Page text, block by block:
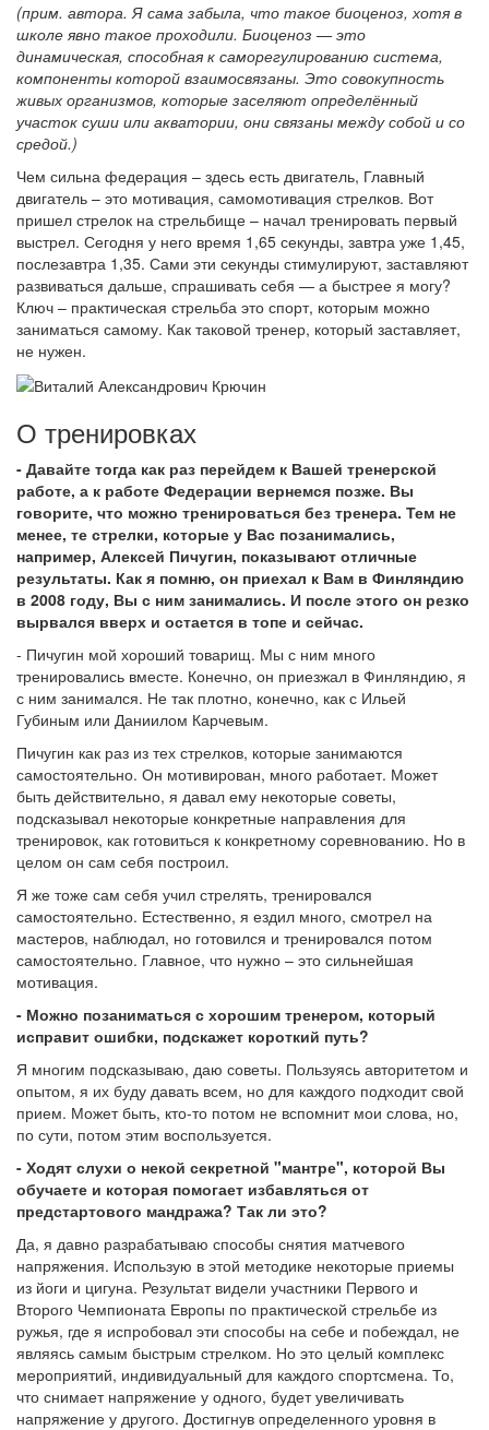
(прим. автора. Я сама забыла, что такое биоценоз, хотя в
школе явно такое проходили. Биоценоз — это
динамическая, способная к саморегулированию система,
компоненты которой взаимосвязаны. Это совокупность
живых организмов, которые заселяют определённый
участок суши или акватории, они связаны между собой и со
средой.)
Чем сильна федерация – здесь есть двигатель, Главный
двигатель – это мотивация, самомотивация стрелков. Вот
пришел стрелок на стрельбище – начал тренировать первый
выстрел. Сегодня у него время 1,65 секунды, завтра уже 1,45,
послезавтра 1,35. Сами эти секунды стимулируют, заставляют
развиваться дальше, спрашивать себя — а быстрее я могу?
Ключ – практическая стрельба это спорт, которым можно
заниматься самому. Как таковой тренер, который заставляет,
не нужен.
О тренировках
- Давайте тогда как раз перейдем к Вашей тренерской
работе, а к работе Федерации вернемся позже. Вы
говорите, что можно тренироваться без тренера. Тем не
менее, те стрелки, которые у Вас позанимались,
например, Алексей Пичугин, показывают отличные
результаты. Как я помню, он приехал к Вам в Финляндию
в 2008 году, Вы с ним занимались. И после этого он резко
вырвался вверх и остается в топе и сейчас.
- Пичугин мой хороший товарищ. Мы с ним много
тренировались вместе. Конечно, он приезжал в Финляндию, я
с ним занимался. Не так плотно, конечно, как с Ильей
Губиным или Даниилом Карчевым.
Пичугин как раз из тех стрелков, которые занимаются
самостоятельно. Он мотивирован, много работает. Может
быть действительно, я давал ему некоторые советы,
подсказывал некоторые конкретные направления для
тренировок, как готовиться к конкретному соревнованию. Но в
целом он сам себя построил.
Я же тоже сам себя учил стрелять, тренировался
самостоятельно. Естественно, я ездил много, смотрел на
мастеров, наблюдал, но готовился и тренировался потом
самостоятельно. Главное, что нужно – это сильнейшая
мотивация.
- Можно позаниматься с хорошим тренером, который
исправит ошибки, подскажет короткий путь?
Я многим подсказываю, даю советы. Пользуясь авторитетом и
опытом, я их буду давать всем, но для каждого подходит свой
прием. Может быть, кто-то потом не вспомнит мои слова, но,
по сути, потом этим воспользуется.
- Ходят слухи о некой секретной "мантре", которой Вы
обучаете и которая помогает избавляться от
предстартового мандража? Так ли это?
Да, я давно разрабатываю способы снятия матчевого
напряжения. Использую в этой методике некоторые приемы
из йоги и цигуна. Результат видели участники Первого и
Второго Чемпионата Европы по практической стрельбе из
ружья, где я испробовал эти способы на себе и побеждал, не
являясь самым быстрым стрелком. Но это целый комплекс
мероприятий, индивидуальный для каждого спортсмена. То,
что снимает напряжение у одного, будет увеличивать
напряжение у другого. Достигнув определенного уровня в